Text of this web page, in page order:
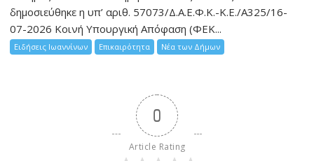
δημοσιεύθηκε η υπ’ αριθ. 57073/Δ.Α.Ε.Φ.Κ.-Κ.Ε./Α325/16-
07-2026 Κοινή Υπουργική Απόφαση (ΦΕΚ...
Ειδήσεις Ιωαννίνων Επικαιρότητα Νέα των Δήμων
0
Article Rating